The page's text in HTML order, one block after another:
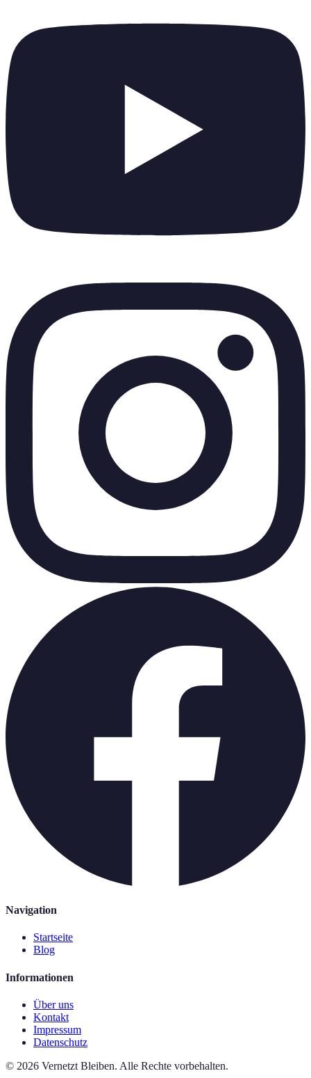
Navigation
Startseite
Blog
Informationen
Über uns
Kontakt
Impressum
Datenschutz
© 2026 Vernetzt Bleiben. Alle Rechte vorbehalten.